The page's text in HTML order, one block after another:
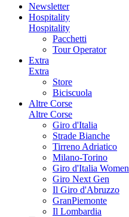
Newsletter
Hospitality
Hospitality
Pacchetti
Tour Operator
Extra
Extra
Store
Biciscuola
Altre Corse
Altre Corse
Giro d'Italia
Strade Bianche
Tirreno Adriatico
Milano-Torino
Giro d'Italia Women
Giro Next Gen
Il Giro d'Abruzzo
GranPiemonte
Il Lombardia